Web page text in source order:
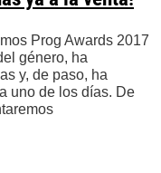
Prog Awards 2017
género, ha
y, de paso, ha
uno de los días. De